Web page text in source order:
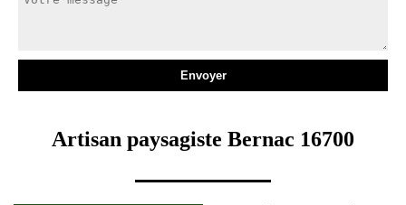
Artisan paysagiste Bernac 16700